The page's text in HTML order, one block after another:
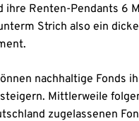
ihre Renten-Pendants 6
Strich also ein
nachhaltige Fonds
Mittlerweile
zugelassenen